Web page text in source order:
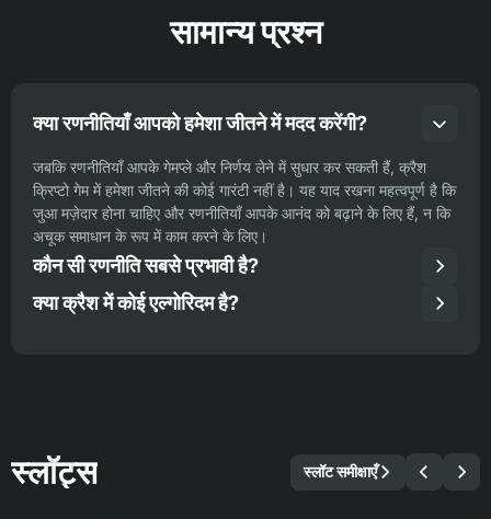
सामान्य प्रश्न
क्या रणनीतियाँ आपको हमेशा जीतने में मदद करेंगी?
जबकि रणनीतियाँ आपके गेमप्ले और निर्णय लेने में सुधार कर सकती हैं, क्रैश
क्रिप्टो गेम में हमेशा जीतने की कोई गारंटी नहीं है। यह याद रखना महत्वपूर्ण है कि
जुआ मज़ेदार होना चाहिए और रणनीतियाँ आपके आनंद को बढ़ाने के लिए हैं, न कि
अचूक समाधान के रूप में काम करने के लिए।
कौन सी रणनीति सबसे प्रभावी है?
क्या क्रैश में कोई एल्गोरिदम है?
स्लॉट्स स्लॉट समीक्षाएँ